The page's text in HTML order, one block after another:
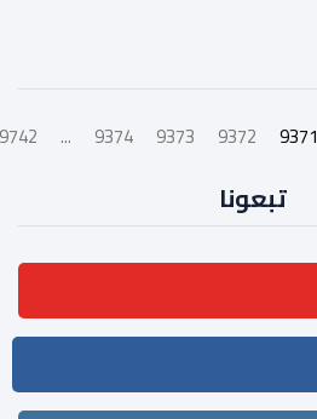
9371
9372
9373
9374
...
9742
تبعونا